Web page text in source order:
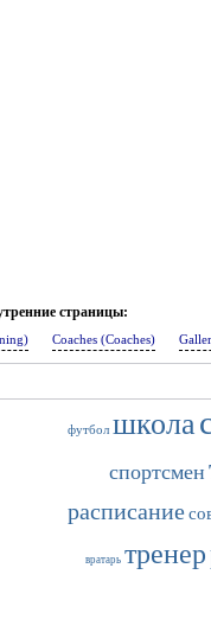
страницы:
Coaches (Coaches)
футбол школа
спортсмен
расписание
вратарь тренер